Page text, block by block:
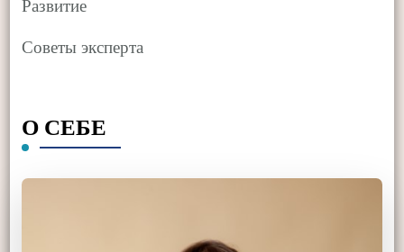
Развитие
Советы эксперта
О СЕБЕ